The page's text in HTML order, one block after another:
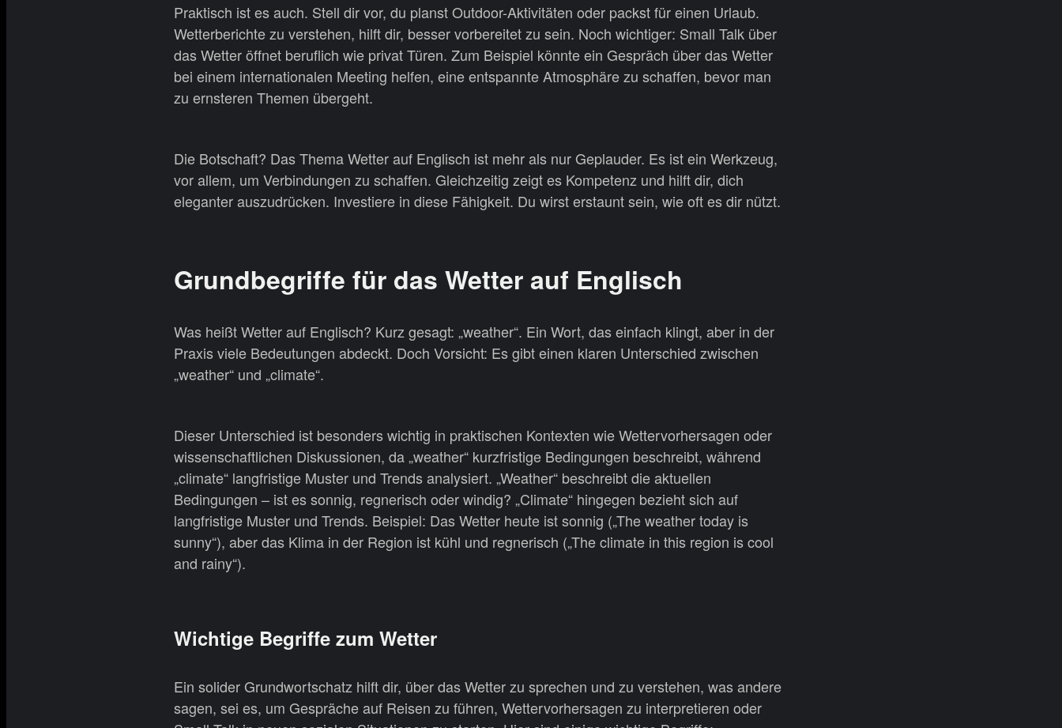
Praktisch ist es auch. Stell dir vor, du planst Outdoor-Aktivitäten oder packst für einen Urlaub.
Wetterberichte zu verstehen, hilft dir, besser vorbereitet zu sein. Noch wichtiger: Small Talk über
das Wetter öffnet beruflich wie privat Türen. Zum Beispiel könnte ein Gespräch über das Wetter
bei einem internationalen Meeting helfen, eine entspannte Atmosphäre zu schaffen, bevor man
zu ernsteren Themen übergeht.
Die Botschaft? Das Thema Wetter auf Englisch ist mehr als nur Geplauder. Es ist ein Werkzeug,
vor allem, um Verbindungen zu schaffen. Gleichzeitig zeigt es Kompetenz und hilft dir, dich
eleganter auszudrücken. Investiere in diese Fähigkeit. Du wirst erstaunt sein, wie oft es dir nützt.
Grundbegriffe für das Wetter auf Englisch
Was heißt Wetter auf Englisch? Kurz gesagt: „weather“. Ein Wort, das einfach klingt, aber in der
Praxis viele Bedeutungen abdeckt. Doch Vorsicht: Es gibt einen klaren Unterschied zwischen
„weather“ und „climate“.
Dieser Unterschied ist besonders wichtig in praktischen Kontexten wie Wettervorhersagen oder
wissenschaftlichen Diskussionen, da „weather“ kurzfristige Bedingungen beschreibt, während
„climate“ langfristige Muster und Trends analysiert. „Weather“ beschreibt die aktuellen
Bedingungen – ist es sonnig, regnerisch oder windig? „Climate“ hingegen bezieht sich auf
langfristige Muster und Trends. Beispiel: Das Wetter heute ist sonnig („The weather today is
sunny“), aber das Klima in der Region ist kühl und regnerisch („The climate in this region is cool
and rainy“).
Wichtige Begriffe zum Wetter
Ein solider Grundwortschatz hilft dir, über das Wetter zu sprechen und zu verstehen, was andere
sagen, sei es, um Gespräche auf Reisen zu führen, Wettervorhersagen zu interpretieren oder